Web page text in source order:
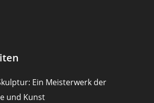
Ein Meisterwerk der
und Kunst